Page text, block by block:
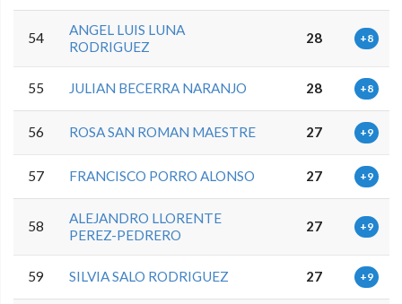
54
ANGEL LUIS LUNA
RODRIGUEZ
28 +8
55 JULIAN BECERRA NARANJO 28 +8
56 ROSA SAN ROMAN MAESTRE 27 +9
57 FRANCISCO PORRO ALONSO 27 +9
58
ALEJANDRO LLORENTE
PEREZ-PEDRERO
27 +9
59 SILVIA SALO RODRIGUEZ 27 +9